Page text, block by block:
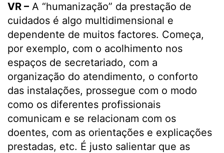
VR – A “humanização” da prestação de
cuidados é algo multidimensional e
dependente de muitos factores. Começa,
por exemplo, com o acolhimento nos
espaços de secretariado, com a
organização do atendimento, o conforto
das instalações, prossegue com o modo
como os diferentes profissionais
comunicam e se relacionam com os
doentes, com as orientações e explicações
prestadas, etc. É justo salientar que as